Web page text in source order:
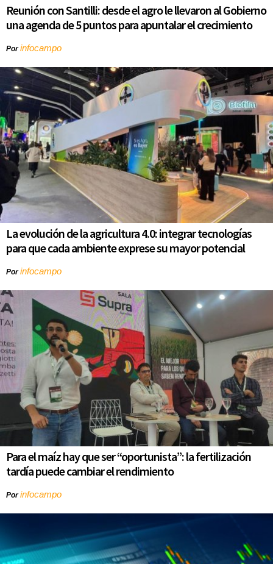
Reunión con Santilli: desde el agro le llevaron al Gobierno
una agenda de 5 puntos para apuntalar el crecimiento
Porinfocampo
La evolución de la agricultura 4.0: integrar tecnologías
para que cada ambiente exprese su mayor potencial
Porinfocampo
Para el maíz hay que ser “oportunista”: la fertilización
tardía puede cambiar el rendimiento
Porinfocampo